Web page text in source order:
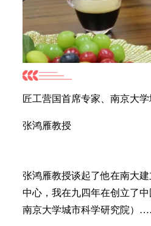
匠工营国首席专家、南京大
张鸿雁教授
张鸿雁教授谈起了他在南大
中心，我在九四年在创立了
南京大学城市科学研究院）